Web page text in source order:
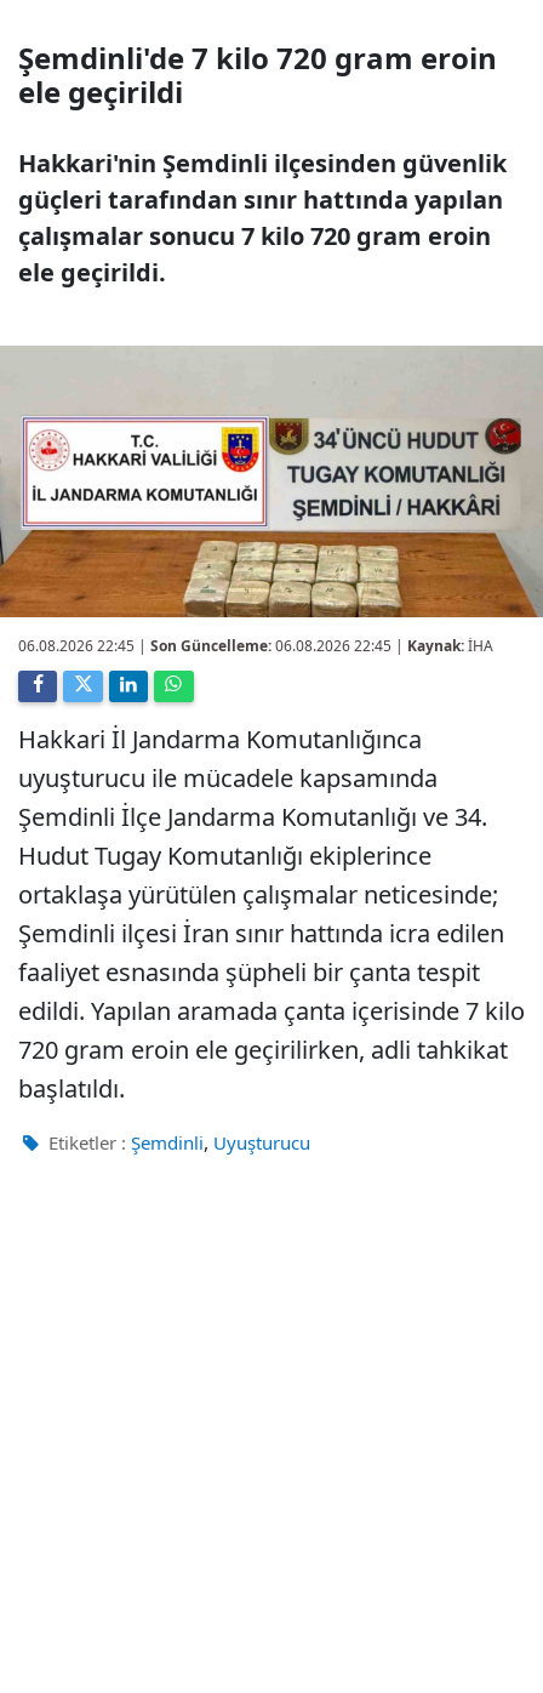
Şemdinli'de 7 kilo 720 gram eroin
ele geçirildi
Hakkari'nin Şemdinli ilçesinden güvenlik
güçleri tarafından sınır hattında yapılan
çalışmalar sonucu 7 kilo 720 gram eroin
ele geçirildi.
06.08.2026 22:45 | Son Güncelleme:06.08.2026 22:45 | Kaynak:İHA
Hakkari İl Jandarma Komutanlığınca
uyuşturucu ile mücadele kapsamında
Şemdinli İlçe Jandarma Komutanlığı ve 34.
Hudut Tugay Komutanlığı ekiplerince
ortaklaşa yürütülen çalışmalar neticesinde;
Şemdinli ilçesi İran sınır hattında icra edilen
faaliyet esnasında şüpheli bir çanta tespit
edildi. Yapılan aramada çanta içerisinde 7 kilo
720 gram eroin ele geçirilirken, adli tahkikat
başlatıldı.
Etiketler : Şemdinli, Uyuşturucu